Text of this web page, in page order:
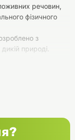
речовин,
фізичного
з
природі.